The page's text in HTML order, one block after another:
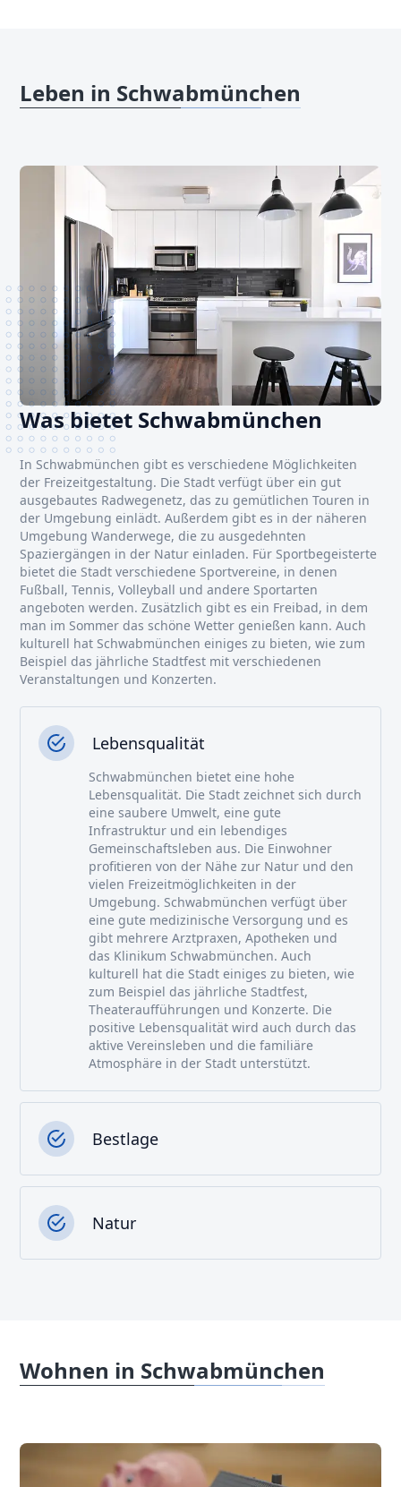
Leben in Schwabmünchen
Was bietet Schwabmünchen
In Schwabmünchen gibt es verschiedene Möglichkeiten
der Freizeitgestaltung. Die Stadt verfügt über ein gut
ausgebautes Radwegenetz, das zu gemütlichen Touren in
der Umgebung einlädt. Außerdem gibt es in der näheren
Umgebung Wanderwege, die zu ausgedehnten
Spaziergängen in der Natur einladen. Für Sportbegeisterte
bietet die Stadt verschiedene Sportvereine, in denen
Fußball, Tennis, Volleyball und andere Sportarten
angeboten werden. Zusätzlich gibt es ein Freibad, in dem
man im Sommer das schöne Wetter genießen kann. Auch
kulturell hat Schwabmünchen einiges zu bieten, wie zum
Beispiel das jährliche Stadtfest mit verschiedenen
Veranstaltungen und Konzerten.
Lebensqualität
Schwabmünchen bietet eine hohe
Lebensqualität. Die Stadt zeichnet sich durch
eine saubere Umwelt, eine gute
Infrastruktur und ein lebendiges
Gemeinschaftsleben aus. Die Einwohner
profitieren von der Nähe zur Natur und den
vielen Freizeitmöglichkeiten in der
Umgebung. Schwabmünchen verfügt über
eine gute medizinische Versorgung und es
gibt mehrere Arztpraxen, Apotheken und
das Klinikum Schwabmünchen. Auch
kulturell hat die Stadt einiges zu bieten, wie
zum Beispiel das jährliche Stadtfest,
Theateraufführungen und Konzerte. Die
positive Lebensqualität wird auch durch das
aktive Vereinsleben und die familiäre
Atmosphäre in der Stadt unterstützt.
Bestlage
Natur
Wohnen in Schwabmünchen